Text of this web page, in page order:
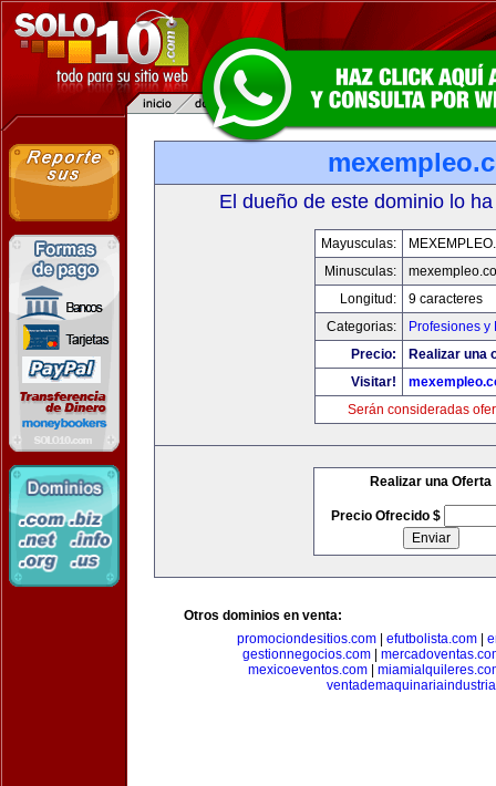
El dueño de este dominio lo
Mayusculas:
Minusculas:
Longitud:
9 caracteres
Categorias:
Profesiones y
Precio:
Realizar una
Visitar!
Serán consideradas
Realizar una Oferta
Precio Ofrecido $
Otros dominios en venta:
promociondesitios.com| efutbolista.com|
gestionnegocios.com
mexicoeventos.com